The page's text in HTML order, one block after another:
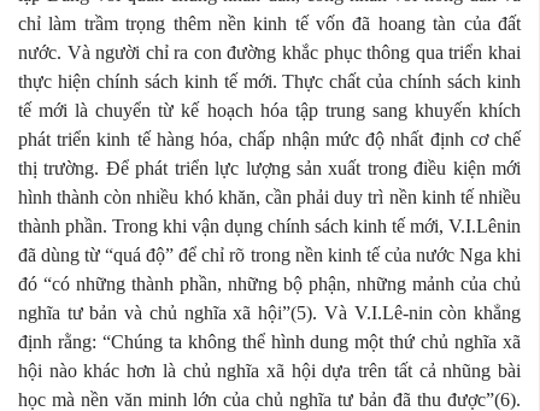
chỉ làm trầm trọng thêm nền kinh tế vốn đã hoang tàn của đất
nước. Và người chỉ ra con đường khắc phục thông qua triển khai
thực hiện chính sách kinh tế mới. Thực chất của chính sách kinh
tế mới là chuyển từ kế hoạch hóa tập trung sang khuyến khích
phát triển kinh tế hàng hóa, chấp nhận mức độ nhất định cơ chế
thị trường. Để phát triển lực lượng sản xuất trong điều kiện mới
hình thành còn nhiều khó khăn, cần phải duy trì nền kinh tế nhiều
thành phần. Trong khi vận dụng chính sách kinh tế mới, V.I.Lênin
đã dùng từ “quá độ” để chỉ rõ trong nền kinh tế của nước Nga khi
đó “có những thành phần, những bộ phận, những mảnh của chủ
nghĩa tư bản và chủ nghĩa xã hội”(5). Và V.I.Lê-nin còn khẳng
định rằng: “Chúng ta không thể hình dung một thứ chủ nghĩa xã
hội nào khác hơn là chủ nghĩa xã hội dựa trên tất cả nhũng bài
học mà nền văn minh lớn của chủ nghĩa tư bản đã thu được”(6).